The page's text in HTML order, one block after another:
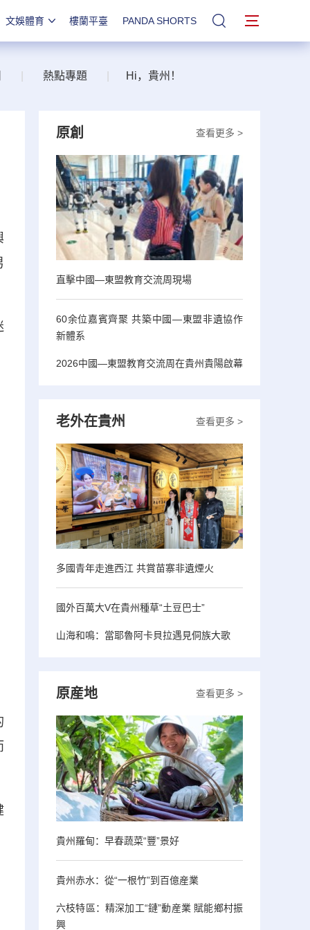
文娛體育 樓蘭平臺 PANDA SHORTS 站內搜索
熱點專題 Hi，貴州！
查看更多 >
原創
直擊中國—東盟教育交流周現場
60余位嘉賓齊聚 共築中國—東盟非遺協作
新體系
2026中國—東盟教育交流周在貴州貴陽啟幕
查看更多 >
老外在貴州
多國青年走進西江 共賞苗寨非遺煙火
國外百萬大V在貴州種草“土豆巴士”
山海和鳴：當耶魯阿卡貝拉遇見侗族大歌
查看更多 >
原産地
貴州羅甸：早春蔬菜“豐”景好
貴州赤水：從“一根竹”到百億産業
六枝特區：精深加工“鏈”動産業 賦能鄉村振
興